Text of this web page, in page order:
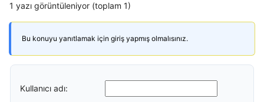
1 yazı görüntüleniyor (toplam 1)
Bu konuyu yanıtlamak için giriş yapmış olmalısınız.
Kullanıcı adı: